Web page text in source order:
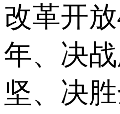
改革开放
年、决
坚、决